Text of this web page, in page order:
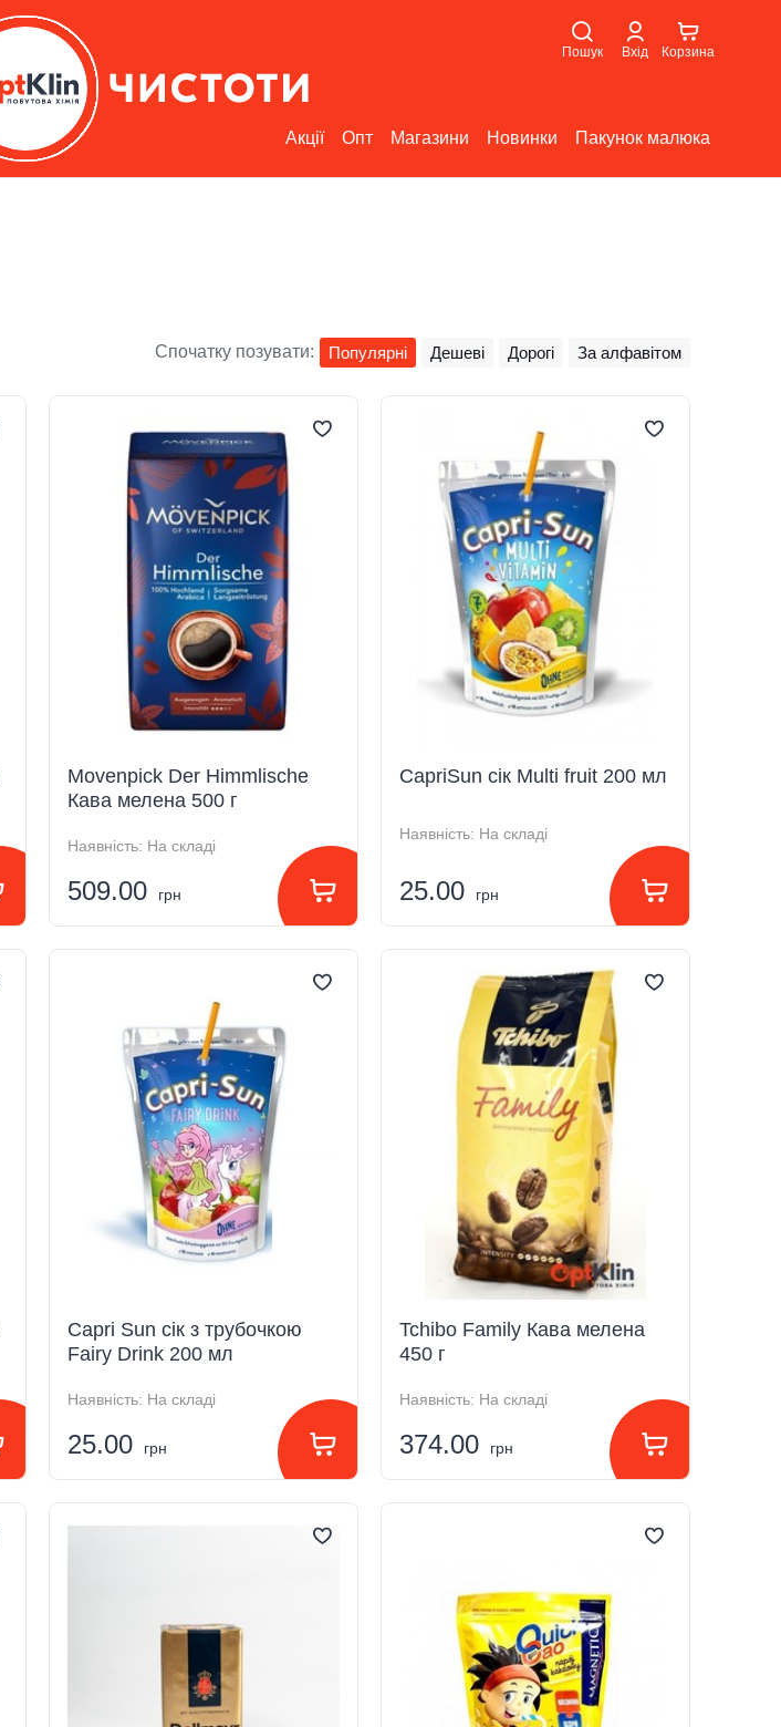
Акції Опт Магазини Новинки Пакунок малюка
Пошук Вхід Корзина
Спочатку позувати: Популярні Дешеві Дорогі За алфавітом
Movenpick Der Himmlische
Кава мелена 500 г
Наявність: На складі
509.00 грн
CapriSun сік Multi fruit 200 мл
Наявність: На складі
25.00 грн
Capri Sun сік з трубочкою
Fairy Drink 200 мл
Наявність: На складі
25.00 грн
Tchibo Family Кава мелена
450 г
Наявність: На складі
374.00 грн